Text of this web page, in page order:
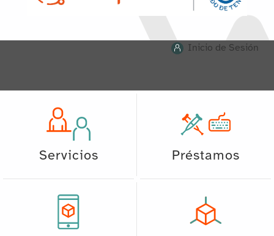
Inicio de Sesión
Servicios Préstamos